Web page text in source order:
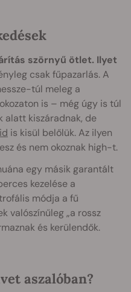
szörnyű ötlet. Ilyet
csak fűpazarlás. A
túl meleg a
is – még úgy is túl
alatt kiszáradnak, de
is kisül belőlük. Az ilyen
és nem okoznak high-t.
egy másik garantált
kezelése a
módja a fű
valószínűleg „a rossz
és kerülendők.
aszalóban?